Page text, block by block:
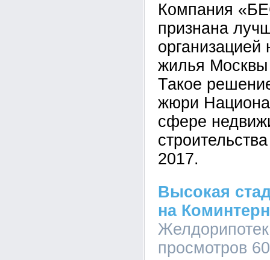
Компания
признана
жилья
Такое
жюри
сфере
2017.
Высокая
на
просмотров